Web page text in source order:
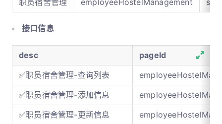
职员宿舍管理
employeeHostelManagement
接口信息
desc
pageId
✅职员宿舍管理-查询列表
✅职员宿舍管理-添加信息
✅职员宿舍管理-更新信息